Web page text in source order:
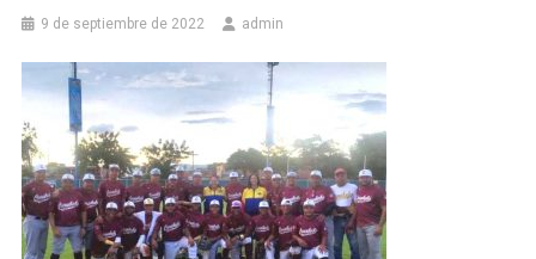
9 de septiembre de 2022 admin